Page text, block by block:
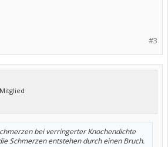
#3
bei verringerter Knochendichte
Schmerzen entstehen durch einen Bruch.